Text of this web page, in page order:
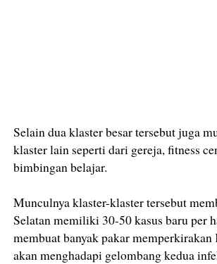
Selain dua klaster besar tersebut juga
klaster lain seperti dari gereja, fitness
bimbingan belajar.
Munculnya klaster-klaster tersebut
Selatan memiliki 30-50 kasus baru per
membuat banyak pakar memperkirakan
akan menghadapi gelombang kedua